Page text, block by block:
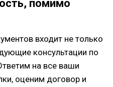
помимо
входит не только
консультации по
на все ваши
оценим договор и